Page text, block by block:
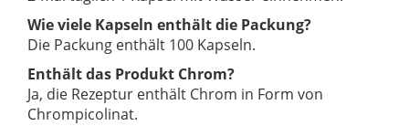
Wie viele Kapseln enthält die Packung?
Die Packung enthält 100 Kapseln.
Enthält das Produkt Chrom?
Ja, die Rezeptur enthält Chrom in Form von
Chrompicolinat.